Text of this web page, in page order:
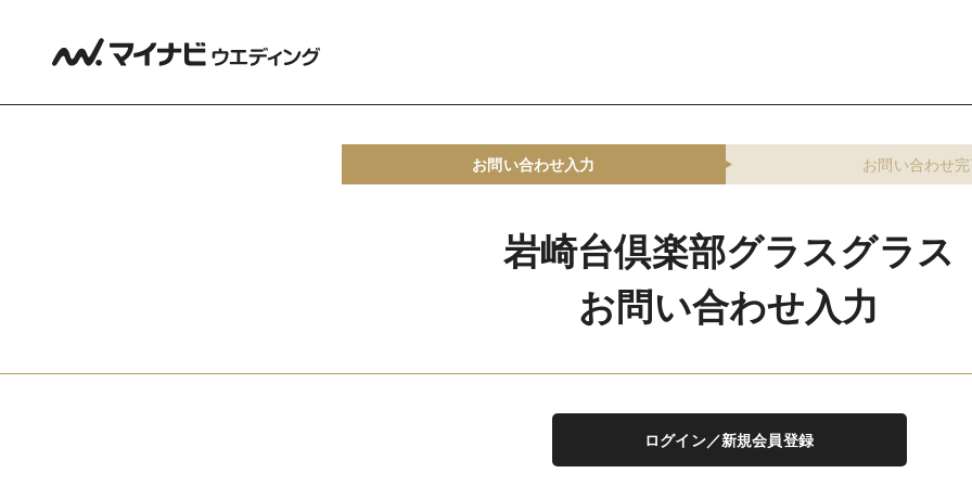
お問い合わせ入力 お問い合わせ
岩崎台倶楽部グラスグラス
お問い合わせ入力
ログイン／新規会員登録